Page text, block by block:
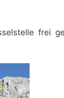
frei